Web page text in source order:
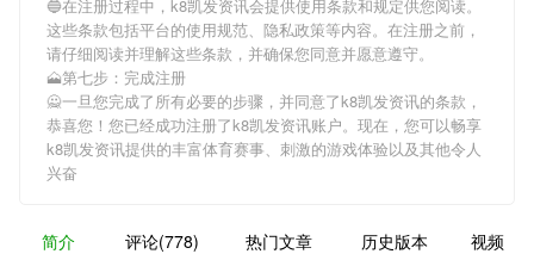
🔵在注册过程中， k8凯发资讯会提供使用条款和规定供您阅读。
这些条款包括平台的使用规范、隐私政策等内容。在注册之前，
请仔细阅读并理解这些条款，并确保您同意并愿意遵守。
🗻第七步：完成注册
🙅一旦您完成了所有必要的步骤，并同意了k8凯发资讯的条款，
恭喜您！您已经成功注册了k8凯发资讯账户。现在，您可以畅享
k8凯发资讯提供的丰富体育赛事、刺激的游戏体验以及其他令人
兴奋
简介 评论(778) 热门文章 历史版本 视频